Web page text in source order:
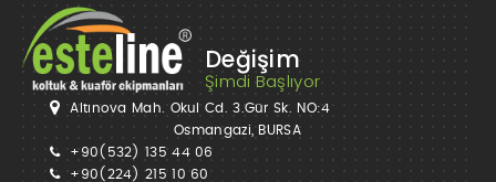
Değişim
Şimdi Başlıyor
Altınova Mah. Okul Cd. 3.Gür Sk. NO:4
Osmangazi, BURSA
+90(532) 135 44 06
+90(224) 215 10 60